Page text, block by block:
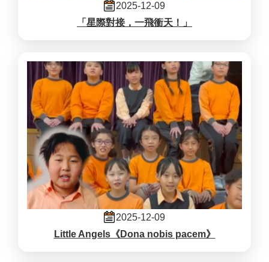
2025-12-09
「星際對接，一飛衝天！」
2025-12-09
Little Angels《Dona nobis pacem》